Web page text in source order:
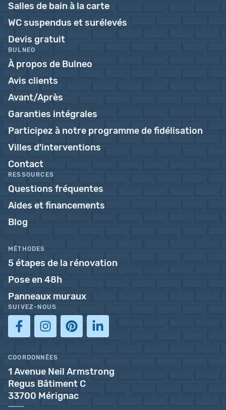
Salles de bain à la carte
WC suspendus et surélevés
Devis gratuit
BULNEO
À propos de Bulneo
Avis clients
Avant/Après
Garanties intégrales
Participez à notre programme de fidélisation
Villes d'interventions
Contact
RESSOURCES
Questions fréquentes
Aides et financements
Blog
MÉTHODES
5 étapes de la rénovation
Pose en 48h
Panneaux muraux
SUIVEZ-NOUS
COORDONNÉES
1 Avenue Neil Armstrong
Regus Bâtiment C
33700 Mérignac